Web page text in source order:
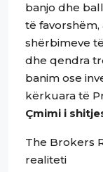
banjo dhe
të
shërbimeve
dhe qendra
banim ose
kërkuara të
Çmimi i
The Brokers
realiteti